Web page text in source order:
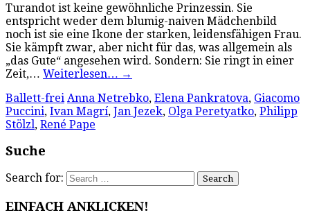
Turandot ist keine gewöhnliche Prinzessin. Sie
entspricht weder dem blumig-naiven Mädchenbild
noch ist sie eine Ikone der starken, leidensfähigen Frau.
Sie kämpft zwar, aber nicht für das, was allgemein als
„das Gute“ angesehen wird. Sondern: Sie ringt in einer
Zeit,… Weiterlesen… →
Ballett-frei Anna Netrebko, Elena Pankratova, Giacomo
Puccini, Ivan Magrí, Jan Jezek, Olga Peretyatko, Philipp
Stölzl, René Pape
Suche
Search for:
EINFACH ANKLICKEN!